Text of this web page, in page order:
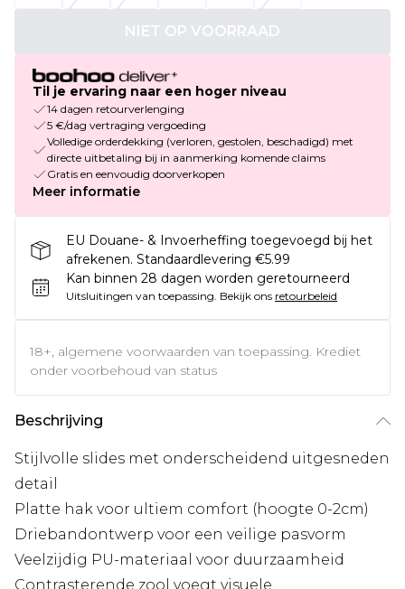
NIET OP VOORRAAD
Til je ervaring naar een hoger niveau
14 dagen retourverlenging
5 €/dag vertraging vergoeding
Volledige orderdekking (verloren, gestolen, beschadigd) met
directe uitbetaling bij in aanmerking komende claims
Gratis en eenvoudig doorverkopen
Meer informatie
EU Douane- & Invoerheffing toegevoegd bij het
afrekenen. Standaardlevering €5.99
Kan binnen 28 dagen worden geretourneerd
Uitsluitingen van toepassing. Bekijk ons retourbeleid
18+, algemene voorwaarden van toepassing. Krediet
onder voorbehoud van status
Beschrijving
Stijlvolle slides met onderscheidend uitgesneden
detail
Platte hak voor ultiem comfort (hoogte 0-2cm)
Driebandontwerp voor een veilige pasvorm
Veelzijdig PU-materiaal voor duurzaamheid
Contrasterende zool voegt visuele